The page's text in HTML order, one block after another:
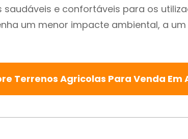
e confortáveis para os
um menor impacte ambiental, a
Terrenos Agricolas Para Venda Em